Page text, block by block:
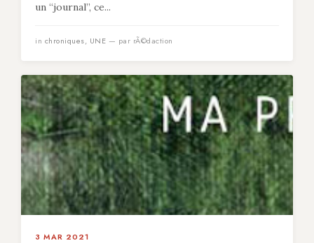
un “journal”, ce...
in chroniques, UNE — par rÃ©daction
3 MAR 2021